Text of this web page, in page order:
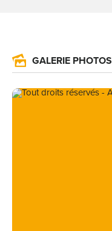
GALERIE PHOTOS